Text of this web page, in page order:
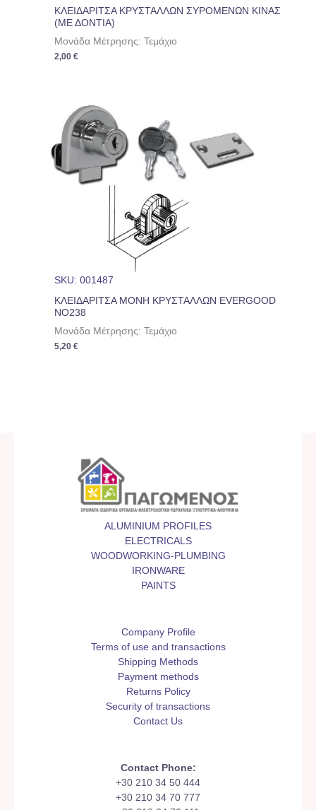
ΚΛΕΙΔΑΡΙΤΣΑ ΚΡΥΣΤΑΛΛΩΝ ΣΥΡΟΜΕΝΩΝ ΚΙΝΑΣ
(ΜΕ ΔΟΝΤΙΑ)
Μονάδα Μέτρησης: Τεμάχιο
2,00€
SKU: 001487
ΚΛΕΙΔΑΡΙΤΣΑ ΜΟΝΗ ΚΡΥΣΤΑΛΛΩΝ EVERGOOD
NO238
Μονάδα Μέτρησης: Τεμάχιο
5,20€
ALUMINIUM PROFILES
ELECTRICALS
WOODWORKING-PLUMBING
IRONWARE
PAINTS
Company Profile
Terms of use and transactions
Shipping Methods
Payment methods
Returns Policy
Security of transactions
Contact Us
Contact Phone:
+30 210 34 50 444
+30 210 34 70 777